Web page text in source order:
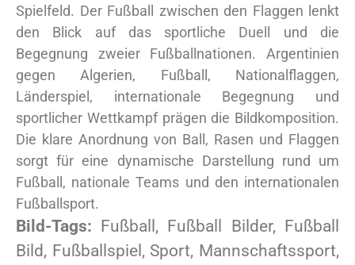
Spielfeld. Der Fußball zwischen den Flaggen lenkt
den Blick auf das sportliche Duell und die
Begegnung zweier Fußballnationen. Argentinien
gegen Algerien, Fußball, Nationalflaggen,
Länderspiel, internationale Begegnung und
sportlicher Wettkampf prägen die Bildkomposition.
Die klare Anordnung von Ball, Rasen und Flaggen
sorgt für eine dynamische Darstellung rund um
Fußball, nationale Teams und den internationalen
Fußballsport.
Bild-Tags: Fußball, Fußball Bilder, Fußball
Bild, Fußballspiel, Sport, Mannschaftssport,